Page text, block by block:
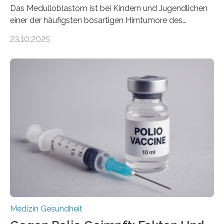
Das Medulloblastom ist bei Kindern und Jugendlichen
einer der häufigsten bösartigen Hirntumore des
Betroffenen können mit heutigen Methoden geheilt
Dringend benötigt werden zielgerichtete Therapien, die
nur Tumorschwachstellen angreifen und normales
Gewebe verschonen. Forschende um Daniel Merk vom
Hertie-Institut für klinische Hirnforschung am
Universitätsklinikum Tübingen haben eine solche
Schwachstelle im Erbgut einer Untergruppe des
Medulloblastoms gefunden. Die Wilhelm Sander-
Stiftung unterstützte das Projekt…
23.10.2025
Medizin Gesundheit